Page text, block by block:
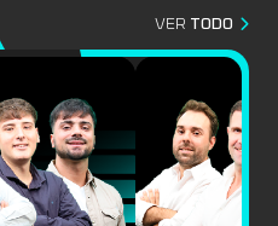
VER TODO